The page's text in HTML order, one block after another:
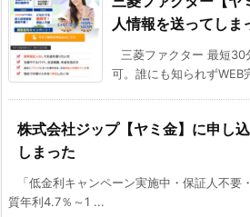
人情報を送ってしま
三菱ファクター 最短30
可。誰にも知られずWEB
株式会社ジップ【ヤミ金】に申し
しまった
「低金利キャンペーン実施中・保証人不要
質年利4.7％～1 ...